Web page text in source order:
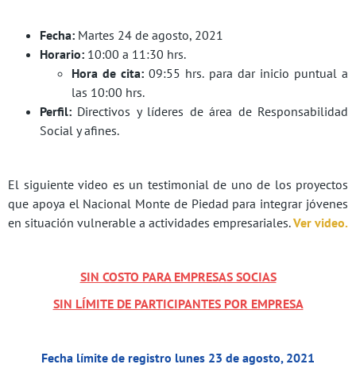
Fecha: Martes 24 de agosto, 2021
Horario: 10:00 a 11:30 hrs.
Hora de cita: 09:55 hrs. para dar inicio puntual a
las 10:00 hrs.
Perfil: Directivos y líderes de área de Responsabilidad
Social y afines.
El siguiente video es un testimonial de uno de los proyectos
que apoya el Nacional Monte de Piedad para integrar jóvenes
en situación vulnerable a actividades empresariales.Ver video.
SIN COSTO PARA EMPRESAS SOCIAS
SIN LÍMITE DE PARTICIPANTES POR EMPRESA
Fecha límite de registro lunes 23 de agosto, 2021